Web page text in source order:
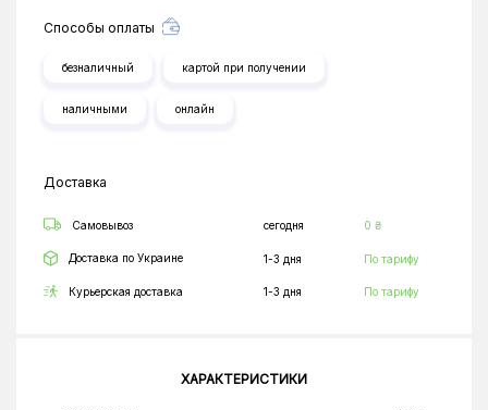
Способы оплаты
безналичный картой при получении
наличными онлайн
Доставка
Самовывоз сегодня 0 ₴
Доставка по Украине 1-3 дня По тарифу
Курьерская доставка 1-3 дня По тарифу
ХАРАКТЕРИСТИКИ